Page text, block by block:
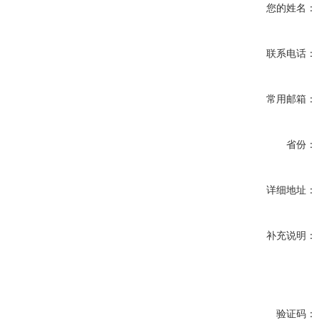
您的姓名：
联系电话：
常用邮箱：
省份：
详细地址：
补充说明：
验证码：